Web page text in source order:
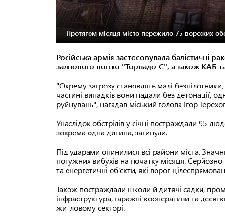
Протягом місяця місто пережило 75 ворожих
Російська армія застосовувала балістичні
залпового вогню "Торнадо-С", а також КАБ
"Окрему загрозу становлять малі
частині випадків вони падали без детонації,
руйнувань", нагадав міський голова Ігор
Унаслідок обстрілів у січні постраждали 95
зокрема одна дитина, загинули.
Під ударами опинилися всі райони міста.
потужних вибухів на початку місяця.
та енергетичні об’єкти, які ворог
Також постраждали школи й дитячі садки,
інфраструктура, гаражні кооперативи та
житловому секторі.